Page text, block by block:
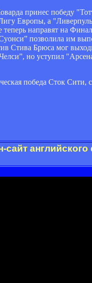
принес победу
Европы, а
направят на
позволила им
Стива Брюса мог
но уступил
английского